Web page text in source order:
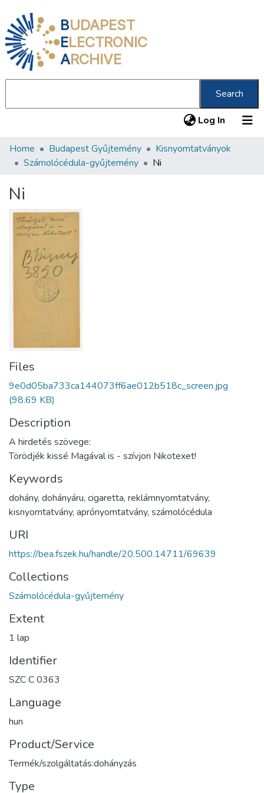
BUDAPEST
ELECTRONIC
ARCHIVE
Search
Log In (current)
Communities & Collections
Statistics
About us
Home Budapest Gyűjtemény
Kisnyomtatványok
Számolócédula-gyűjtemény
Ni
Ni
Files
9e0d05ba733ca144073ff6ae012b518c_screen.jpg
(98.69 KB)
Description
A hirdetés szövege:
Törödjék kissé Magával is - szívjon Nikotexet!
Keywords
dohány, dohányáru, cigaretta, reklámnyomtatvány,
kisnyomtatvány, aprónyomtatvány, számolócédula
URI
https://bea.fszek.hu/handle/20.500.14711/69639
Collections
Számolócédula-gyűjtemény
Extent
1 lap
Identifier
SZC C 0363
Language
hun
Product/Service
Termék/szolgáltatás:dohányzás
Type